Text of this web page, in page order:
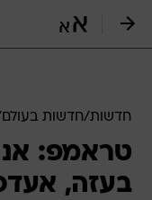
חדשות/חדשות בעולם
טראמפ:
בעזה,